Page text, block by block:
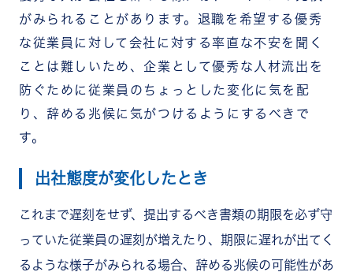
がみられることがあります。退職を希望する優秀
な従業員に対して会社に対する率直な不安を聞く
ことは難しいため、企業として優秀な人材流出を
防ぐために従業員のちょっとした変化に気を配
り、辞める兆候に気がつけるようにするべきで
す。
出社態度が変化したとき
これまで遅刻をせず、提出するべき書類の期限を必ず守
っていた従業員の遅刻が増えたり、期限に遅れが出てく
るような様子がみられる場合、辞める兆候の可能性があ